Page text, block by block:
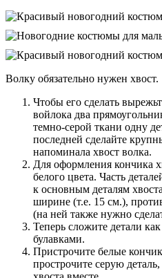
Волку обязательно нужен хвост.
Чтобы его сделать
войлока два
темно-серой ткани одну
последней сделайте
напоминала хвост волка.
Для оформления кончика
белого цвета. Часть
к основным деталям
ширине (т.е. 15 см.),
(на ней также нужно
Теперь сложите детали
булавками.
Пристрочите белые
прострочите серую